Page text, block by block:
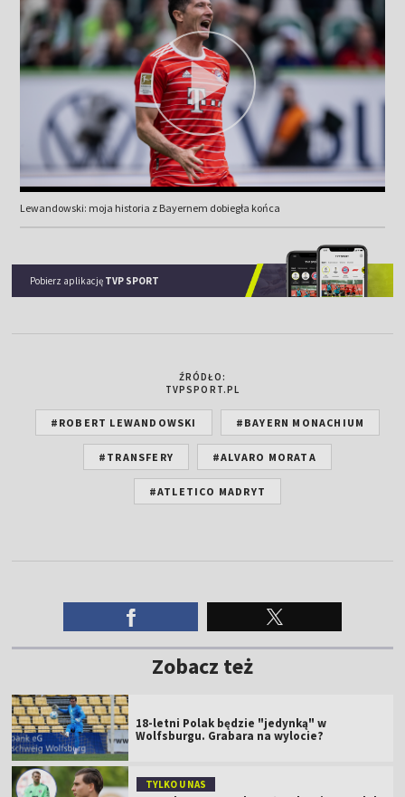
Lewandowski: moja historia z Bayernem dobiegła końca
Pobierz aplikację TVP SPORT
ŹRÓDŁO:
TVPSPORT.PL
#ROBERT LEWANDOWSKI #BAYERN MONACHIUM
#TRANSFERY #ALVARO MORATA
#ATLETICO MADRYT
Zobacz też
18-letni Polak będzie "jedynką" w
Wolfsburgu. Grabara na wylocie?
TYLKO U NAS